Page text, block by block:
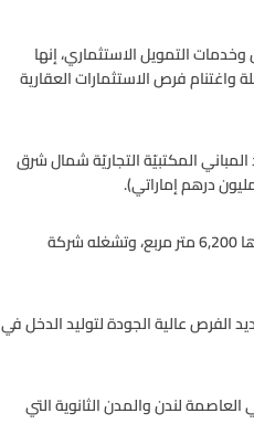
التمويل الاستثماري، إنها
فرص الاستثمارات العقارية
المكتبيّة التجاريّة شمال شرق
ويقع المبنى قرب “مركز دوكسفورد الدولي للأعمال”، ويمتد على مساحة إجمالية قدرها 6,200 متر مربع، وتشغله شركة
الفرص عالية الجودة لتوليد الدخل في
لندن والمدن الثانوية التي